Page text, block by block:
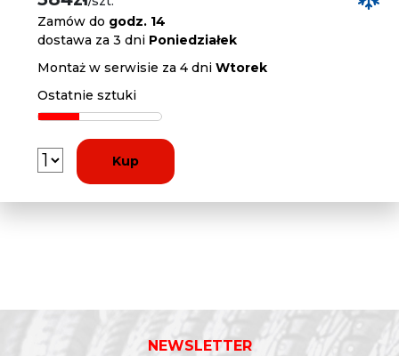
Zamów do godz. 14
dostawa za 3 dni Poniedziałek
Montaż w serwisie za 4 dniWtorek
Ostatnie sztuki
Kup
NEWSLETTER